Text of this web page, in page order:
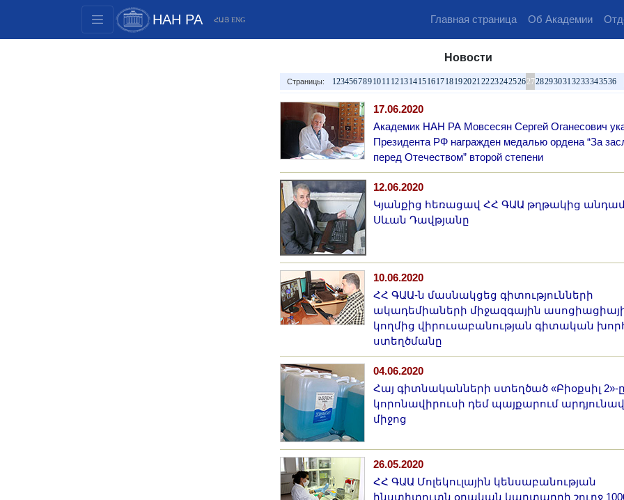
НАН РА ՀԱՅ ENG Главная страница Об Академии
Новости
Страницы: 1234567891011 12131415161718192021222324252627282930313233343536
17.06.2020
Академик НАН РА Мовсесян Сергей Оганесович
Президента РФ награжден медалью ордена “За
перед Отечеством” второй степени
12.06.2020
Կյանքից հեռացավ ՀՀ ԳԱԱ թղթակից
Սևան Դավթյանը
10.06.2020
ՀՀ ԳԱԱ-ն մասնակցեց գիտությունների
ակադեմիաների միջազգային
կողմից վիրուսաբանության գիտական
ստեղծմանը
04.06.2020
Հայ գիտնականների ստեղծած «Բիօքսիլ 2»-
կորոնավիրուսի դեմ պայքարում
միջոց
26.05.2020
ՀՀ ԳԱԱ Մոլեկուլային կենսաբանության
ինստիտուտն օրական կարտադրի շուրջ